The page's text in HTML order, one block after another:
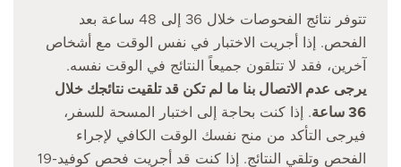
تتوفر نتائج الفحوصات خلال 36 إلى 48 ساعة بعد
الفحص. إذا أجريت الاختبار في نفس الوقت مع أشخاص
آخرين، فقد لا تتلقون جميعاً النتائج في الوقت نفسه.
يرجى عدم الاتصال بنا ما لم تكن قد تلقيت نتائجك خلال
36 ساعة
. إذا كنت بحاجة إلى اختبار المسحة للسفر،
فيرجى التأكد من منح نفسك الوقت الكافي لإجراء
الفحص وتلقي النتائج. إذا كنت قد أجريت فحص كوفيد-19